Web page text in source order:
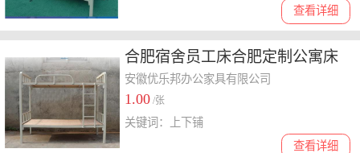
查看详细
合肥宿舍员工床合肥定制公寓床
合肥员工铁架子床
安徽优乐邦办公家具有限公司
1.00 /张
查看详细
关键词：上下铺